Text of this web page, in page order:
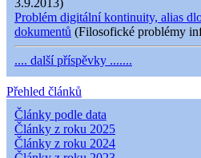
3.9.2013)
Problém digitální kontinuity, alias
dokumentů (Filosofické problémy
.... další příspěvky .......
Přehled článků
Články podle data
Články z roku 2025
Články z roku 2024